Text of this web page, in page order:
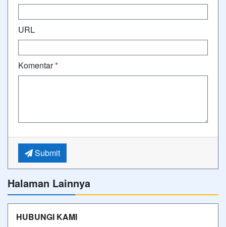
URL
Komentar*
Submit
Halaman Lainnya
HUBUNGI KAMI